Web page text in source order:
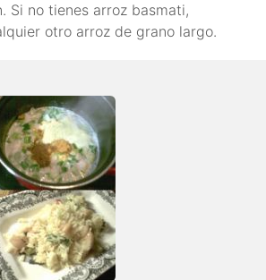
Si no tienes arroz basmati,
otro arroz de grano largo.